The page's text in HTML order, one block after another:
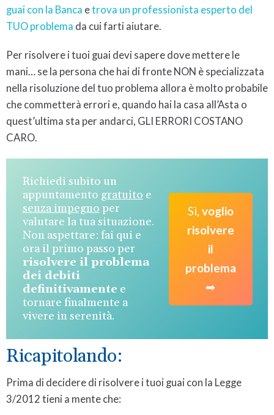
guai con la Banca etrova un professionista esperto del
TUO problema da cui farti aiutare.
Per risolvere i tuoi guai devi sapere dove mettere le
mani… se la persona che hai di fronte NON è specializzata
nella risoluzione del tuo problema allora è molto probabile
che commetterà errori e, quando hai la casa all’Asta o
quest’ultima sta per andarci, GLI ERRORI COSTANO
CARO.
Richiedi subito un
appuntamento gratuito e
senza impegno per
valutare la tua situazione.
Non aspettare: fai qui e
ora il primo passo per
risolvere il problema
dei debiti
definitivamente e
tornare finalmente a
vivere in serenità.
Sì, voglio
risolvere
il
problema
➡
Ricapitolando:
Prima di decidere di risolvere i tuoi guai con la Legge
3/2012 tieni a mente che: